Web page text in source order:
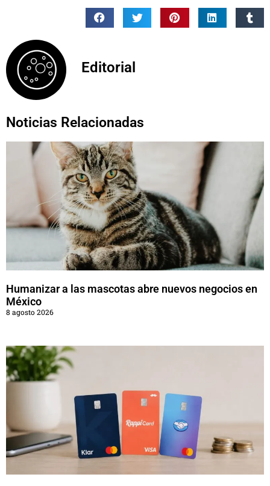
Editorial
Noticias Relacionadas
Humanizar a las mascotas abre nuevos negocios en
México
8 agosto 2026